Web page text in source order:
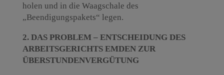
holen und in die Waagschale des
„Beendigungspakets“ legen.
2. DAS PROBLEM – ENTSCHEIDUNG DES
ARBEITSGERICHTS EMDEN ZUR
ÜBERSTUNDENVERGÜTUNG